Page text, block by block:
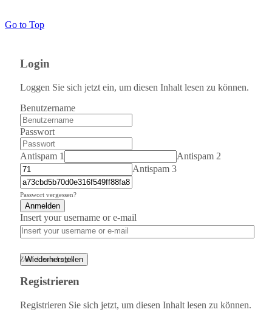
Go to Top
Login
Loggen Sie sich jetzt ein, um diesen Inhalt lesen zu können.
Benutzername
Passwort
Antispam 1
Antispam 2
Antispam 3
Passwort vergessen?
Anmelden
Insert your username or e-mail
Zurück zum Login
Wiederherstellen
Registrieren
Registrieren Sie sich jetzt, um diesen Inhalt lesen zu können.